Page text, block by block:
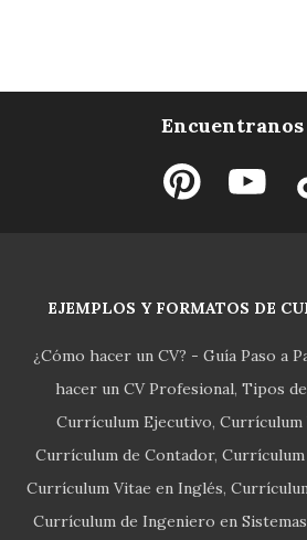
Encuentranos
EJEMPLOS Y FORMATOS DE
¿Cómo hacer un CV? - Guía Paso a
hacer un CV Profesional Tipos
Currículum Ejecutivo Currículum
Currículum de Contador
Currículum Vitae en Inglés
Currículum de Ingeniero en Sistemas